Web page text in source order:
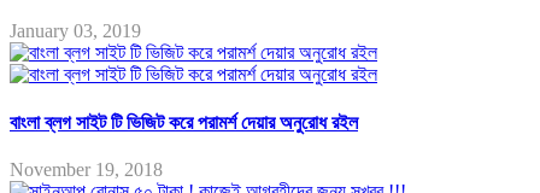
January 03, 2019
বাংলা ব্লগ সাইট টি ভিজিট করে পরামর্শ দেয়ার অনুরোধ রইল
November 19, 2018